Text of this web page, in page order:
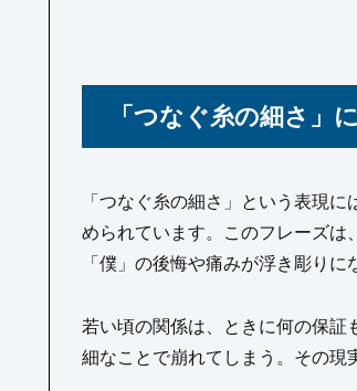
「つなぐ糸の細さ」
「つなぐ糸の細さ」という表現
められています。このフレーズは
「僕」の後悔や痛みが浮き彫りに
若い頃の関係は、ときに何の保
細なことで崩れてしまう。その現